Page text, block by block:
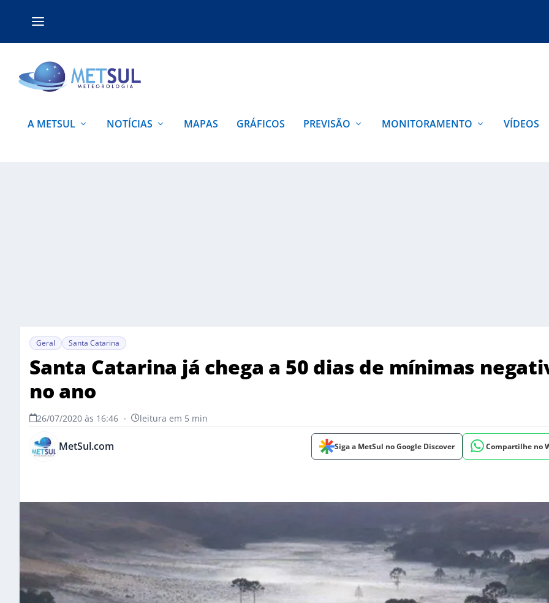
A METSUL NOTÍCIAS MAPAS GRÁFICOS PREVISÃO MONITORAMENTO VÍDEOS
Geral Santa Catarina
Santa Catarina já chega a 50 dias de mínimas
no ano
26/07/2020 às 16:46 • leitura em 5 min
MetSul.com Siga a MetSul no Google Discover Compartilhe no